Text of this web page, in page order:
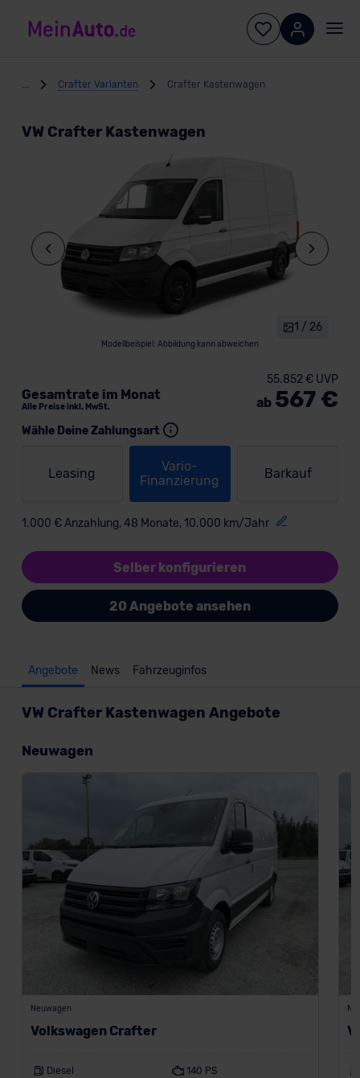
Crafter Varianten Crafter Kastenwagen
VW Crafter Kastenwagen
Modellbeispiel: Abbildung kann abweichen
1 / 26
Wähle Deine Zahlungsart
Leasing
Vario-
Finanzierung
Barkauf
1.000 € Anzahlung, 48 Monate, 10.000 km/Jahr
Gesamtrate im Monat
Alle Preise inkl. MwSt.
55.852 € UVP
ab 567 €
Selber konfigurieren
20 Angebote ansehen
Angebote News Fahrzeuginfos
VW Crafter Kastenwagen Angebote
Neuwagen
Neuwagen
Volkswagen Crafter
Diesel
140 PS